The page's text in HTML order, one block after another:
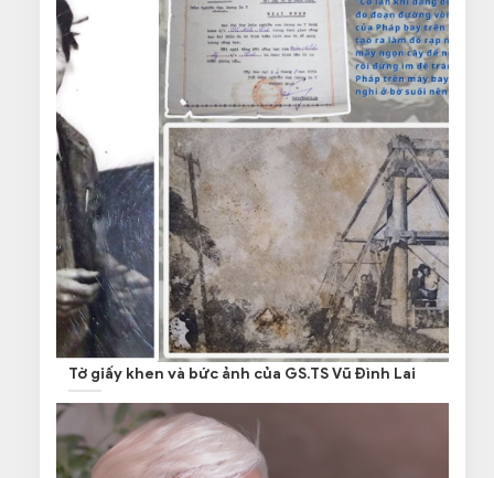
Tờ giấy khen và bức ảnh của GS.TS Vũ Đình Lai